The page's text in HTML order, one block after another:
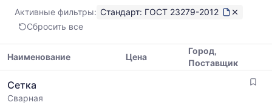
23279-
2012
Показаны
минимальная,
медианная
цена
по
Активные фильтры: Стандарт: ГОСТ 23279-2012
Сбросить все
цен
на
Наименование Цена
Город,
Поставщик
Сетка
Сварная